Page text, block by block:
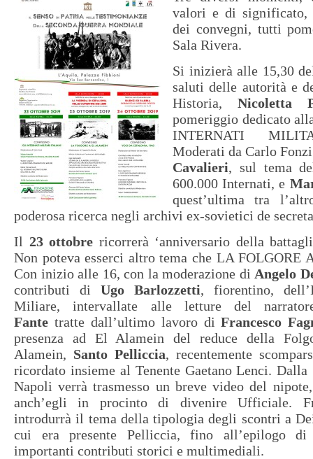
valori e di significato,
dei convegni, tutti
Sala Rivera.
Si inizierà alle 15,30
saluti delle autorità e
Historia, Nicoletta
pomeriggio dedicato
INTERNATI
Moderati da Carlo
Cavalieri, sul tema
600.000 Internati, e
quest’ultima tra
poderosa ricerca negli archivi ex-sovietici de
Il 23 ottobre ricorrerà ‘anniversario della
Non poteva esserci altro tema che LA FOLGORE
Con inizio alle 16, con la moderazione di Angelo
contributi di Ugo Barlozzetti, fiorentino,
Miliare, intervallate alle letture del
Fante tratte dall’ultimo lavoro diFrancesco
presenza ad El Alamein del reduce della
Alamein, Santo Pelliccia, recentemente
ricordato insieme al Tenente Gaetano Lenci.
Napoli verrà trasmesso un breve video del
anch’egli in procinto di divenire Ufficiale.
introdurrà il tema della tipologia degli scontri a
cui era presente Pelliccia, fino all’epilogo
importanti contributi storici e multimediali.